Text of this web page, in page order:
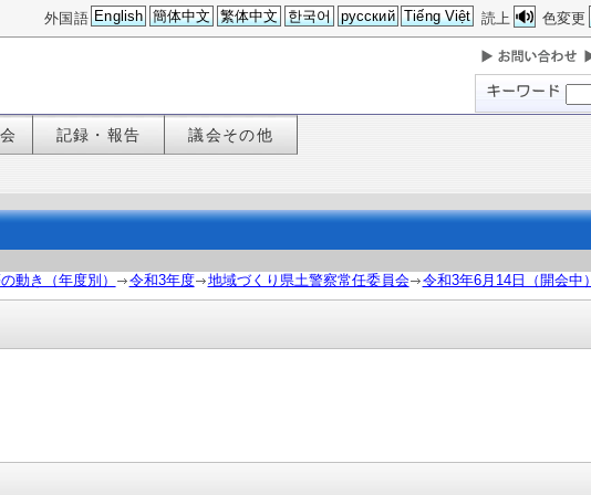
色変更
読上
外国語 English 簡体中文 繁体中文 한국어 русский Tiếng Việt
記録・報告 議会その他
動き（年度別） 令和3年度 地域づくり県土警察常任委員会 令和3年6月14日（開会中）